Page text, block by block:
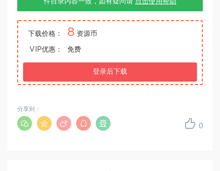
件目录内容一致，如有疑问请 点击使用帮助
下载价格： 8 资源币
VIP优惠： 免费
登录后下载
0
分享到：